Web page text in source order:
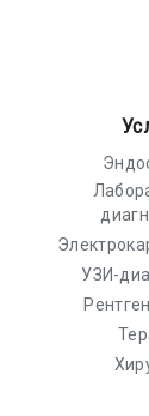
УЗИ-